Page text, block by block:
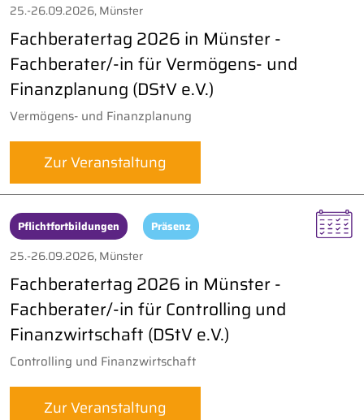
25.-26.09.2026, Münster
Fachberatertag 2026 in Münster -
Fachberater/-in für Vermögens- und
Finanzplanung (DStV e.V.)
Vermögens- und Finanzplanung
Zur Veranstaltung
Pflichtfortbildungen Präsenz
25.-26.09.2026, Münster
Fachberatertag 2026 in Münster -
Fachberater/-in für Controlling und
Finanzwirtschaft (DStV e.V.)
Controlling und Finanzwirtschaft
Zur Veranstaltung